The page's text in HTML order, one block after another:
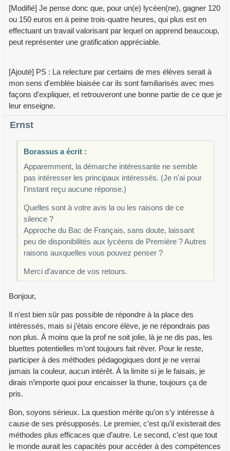
[Modifié] Je pense donc que, pour un(e) lycéen(ne), gagner 120
ou 150 euros en à peine trois-quatre heures, qui plus est en
effectuant un travail valorisant par lequel on apprend beaucoup,
peut représenter une gratification appréciable.
[Ajouté] PS : La relecture par certains de mes élèves serait à
mon sens d'emblée biaisée car ils sont familiarisés avec mes
façons d'expliquer, et retrouveront une bonne partie de ce que je
leur enseigne.
Ernst
Borassus a écrit :
Apparemment, la démarche intéressante ne semble
pas intéresser les principaux intéressés. (Je n'ai pour
l'instant reçu aucune réponse.)
Quelles sont à votre avis la ou les raisons de ce
silence ?
Approche du Bac de Français, sans doute, laissant
peu de disponibilités aux lycéens de Première ? Autres
raisons auxquelles vous pouvez penser ?
Merci d'avance de vos retours.
Bonjour,
Il n'est bien sûr pas possible de répondre à la place des
intéressés, mais si j’étais encore élève, je ne répondrais pas
non plus. À moins que la prof ne soit jolie, là je ne dis pas, les
bluettes potentielles m’ont toujours fait rêver. Pour le reste,
participer à des méthodes pédagogiques dont je ne verrai
jamais la couleur, aucun intérêt. À la limite si je le faisais, je
dirais n’importe quoi pour encaisser la thune, toujours ça de
pris.
Bon, soyons sérieux. La question mérite qu’on s’y intéresse à
cause de ses présupposés. Le premier, c’est qu’il existerait des
méthodes plus efficaces que d’autre. Le second, c’est que tout
le monde aurait les capacités pour accéder à des compétences